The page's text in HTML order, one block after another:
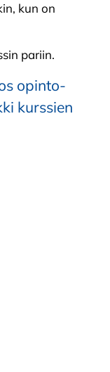
kun on
pariin.
opinto-
kurssien